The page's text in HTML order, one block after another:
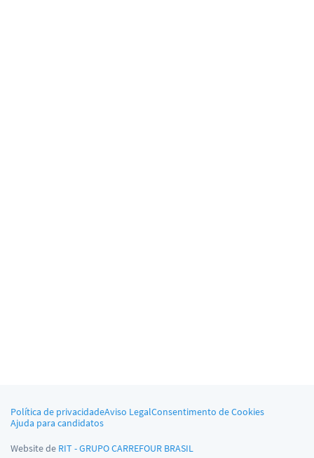
Política de privacidadeAviso LegalConsentimento de Cookies
Ajuda para candidatos
Website de RIT - GRUPO CARREFOUR BRASIL